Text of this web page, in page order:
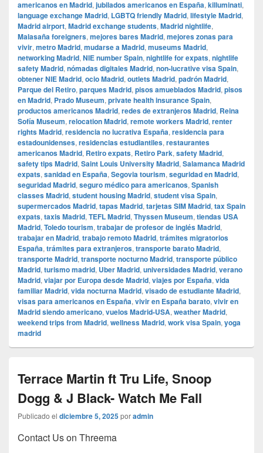
americanos en Madrid, jubilados americanos en España, killuminati,
language exchange Madrid, LGBTQ friendly Madrid, lifestyle Madrid,
Madrid airport, Madrid exchange students, Madrid nightlife,
Malasaña foreigners, mejores bares Madrid, mejores zonas para
vivir, metro Madrid, mudarse a Madrid, museums Madrid,
networking Madrid, NIE number Spain, nightlife for expats, nightlife
safety Madrid, nómadas digitales Madrid, non-lucrative visa Spain,
obtener NIE Madrid, ocio Madrid, outlets Madrid, padrón Madrid,
Parque del Retiro, parques Madrid, pisos amueblados Madrid, pisos
en Madrid, Prado Museum, private health insurance Spain,
productos americanos Madrid, redes de extranjeros Madrid, Reina
Sofía Museum, relocation Madrid, remote workers Madrid, renter
rights Madrid, residencia no lucrativa España, residencia para
estadounidenses, residencias estudiantiles, restaurantes
americanos Madrid, Retiro expats, Retiro Park, safety Madrid,
safety tips Madrid, Saint Louis University Madrid, Salamanca Madrid
expats, sanidad en España, Segovia tourism, seguridad en Madrid,
seguridad Madrid, seguro médico para americanos, Spanish
classes Madrid, student housing Madrid, student visa Spain,
supermercados Madrid, tapas Madrid, tarjetas SIM Madrid, tax Spain
expats, taxis Madrid, TEFL Madrid, Thyssen Museum, tiendas USA
Madrid, Toledo tourism, trabajar de profesor de inglés Madrid,
trabajar en Madrid, trabajo remoto Madrid, trámites migratorios
España, trámites para extranjeros, transporte barato Madrid,
transporte Madrid, transporte nocturno Madrid, transporte público
Madrid, turismo madrid, Uber Madrid, universidades Madrid, verano
Madrid, viajar por Europa desde Madrid, viajes por España, vida
familiar Madrid, vida nocturna Madrid, visado de estudiante Madrid,
visas para americanos en España, vivir en España barato, vivir en
Madrid siendo americano, vuelos Madrid-USA, weather Madrid,
weekend trips from Madrid, wellness Madrid, work visa Spain, yoga
madrid
Terrace Martin ft Tru Life, Snoop
Dogg & J Black- Watch Me Fall
Publicado el diciembre 5, 2025poradmin
Contact Us on Threema